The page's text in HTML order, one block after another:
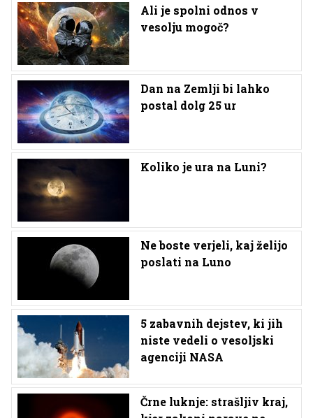
Ali je spolni odnos v
vesolju mogoč?
Dan na Zemlji bi lahko
postal dolg 25 ur
Koliko je ura na Luni?
Ne boste verjeli, kaj želijo
poslati na Luno
5 zabavnih dejstev, ki jih
niste vedeli o vesoljski
agenciji NASA
Črne luknje: strašljiv kraj,